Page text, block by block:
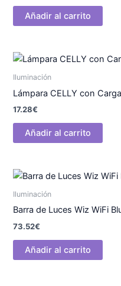
Añadir al carrito
Iluminación
Lámpara CELLY con
17.28€
Añadir al carrito
Iluminación
Barra de Luces Wiz WiFi
73.52€
Añadir al carrito